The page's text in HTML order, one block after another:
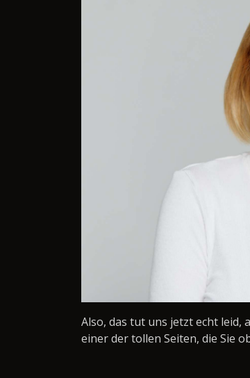
Also, das tut uns jetzt echt leid,
einer der tollen Seiten, die Sie